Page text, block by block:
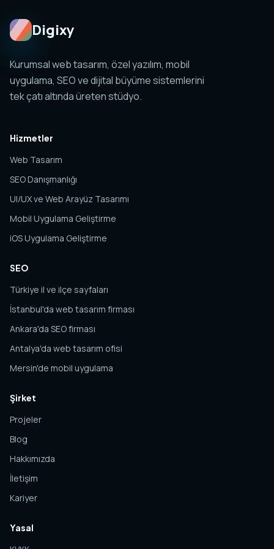
Digixy
Kurumsal web tasarım, özel yazılım, mobil
uygulama, SEO ve dijital büyüme sistemlerini
tek çatı altında üreten stüdyo.
Hizmetler
Web Tasarım
SEO Danışmanlığı
UI/UX ve Web Arayüz Tasarımı
Mobil Uygulama Geliştirme
iOS Uygulama Geliştirme
SEO
Türkiye il ve ilçe sayfaları
İstanbul'da web tasarım firması
Ankara'da SEO firması
Antalya'da web tasarım ofisi
Mersin'de mobil uygulama
Şirket
Projeler
Blog
Hakkımızda
İletişim
Kariyer
Yasal